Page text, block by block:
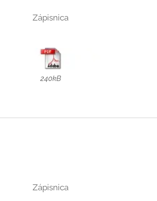
Zápisnica
240kB
Zápisnica